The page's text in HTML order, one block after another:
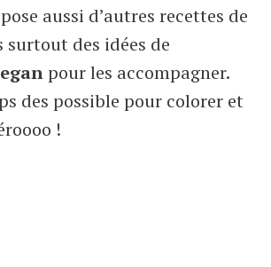
aussi d’autres recettes de
surtout des idées de
pour les accompagner.
des possible pour colorer et
!